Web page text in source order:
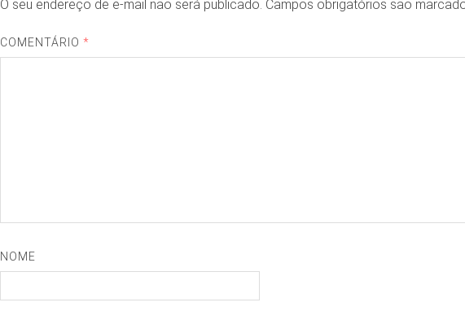
O seu endereço de e-mail não será publicado. Campos obrigatórios são
COMENTÁRIO*
NOME